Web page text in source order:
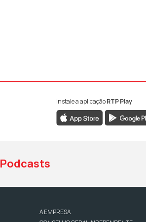
da RTP Antena 1
da RTP Antena 1
YouTube da RTP
Instale a aplicaçãoRTP Play
Podcasts
A EMPRESA